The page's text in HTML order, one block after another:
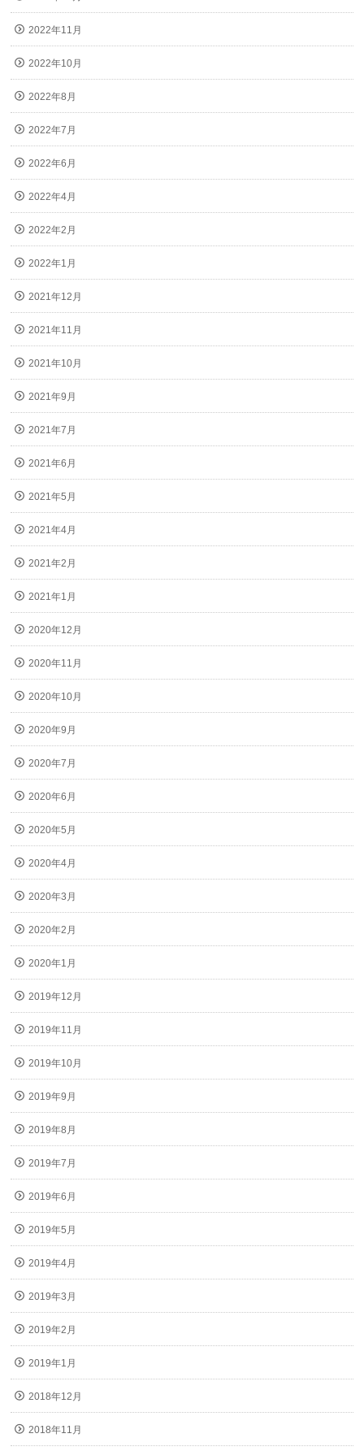
2022年11月
2022年10月
2022年8月
2022年7月
2022年6月
2022年4月
2022年2月
2022年1月
2021年12月
2021年11月
2021年10月
2021年9月
2021年7月
2021年6月
2021年5月
2021年4月
2021年2月
2021年1月
2020年12月
2020年11月
2020年10月
2020年9月
2020年7月
2020年6月
2020年5月
2020年4月
2020年3月
2020年2月
2020年1月
2019年12月
2019年11月
2019年10月
2019年9月
2019年8月
2019年7月
2019年6月
2019年5月
2019年4月
2019年3月
2019年2月
2019年1月
2018年12月
2018年11月